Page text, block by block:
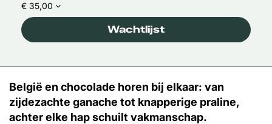
€ 35,00
Wachtlijst
België en chocolade horen bij elkaar: van
zijdezachte ganache tot knapperige praline,
achter elke hap schuilt vakmanschap.